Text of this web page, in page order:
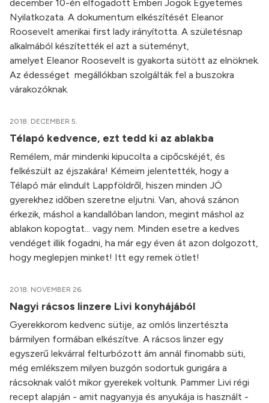
december 10-én elfogadott Emberi Jogok Egyetemes
Nyilatkozata. A dokumentum elkészítését Eleanor
Roosevelt amerikai first lady irányította. A születésnap
alkalmából készítették el azt a süteményt,
amelyet Eleanor Roosevelt is gyakorta sütött az elnöknek.
Az édességet megállókban szolgálták fel a buszokra
várakozóknak.
2018. DECEMBER 5.
Télapó kedvence, ezt tedd ki az ablakba
Remélem, már mindenki kipucolta a cipőcskéjét, és
felkészült az éjszakára! Kémeim jelentették, hogy a
Télapó már elindult Lappföldről, hiszen minden JÓ
gyerekhez időben szeretne eljutni. Van, ahová szánon
érkezik, máshol a kandallóban landon, megint máshol az
ablakon kopogtat... vagy nem. Minden esetre a kedves
vendéget illik fogadni, ha már egy éven át azon dolgozott,
hogy meglepjen minket! Itt egy remek ötlet!
2018. NOVEMBER 26.
Nagyi rácsos linzere Livi konyhájából
Gyerekkorom kedvenc sütije, az omlós linzertészta
bármilyen formában elkészítve. A rácsos linzer egy
egyszerű lekvárral felturbózott ám annál finomabb süti,
még emlékszem milyen buzgón sodortuk gurigára a
rácsoknak valót mikor gyerekek voltunk. Pammer Livi régi
recept alapján - amit nagyanyja és anyukája is használt -